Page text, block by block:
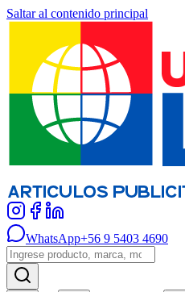
Saltar al contenido principal
WhatsApp+56 9 5403 4690